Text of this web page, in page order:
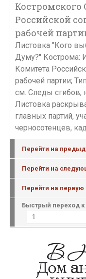
Российской
рабочей
Листовка "Кого
Думу?" Кострома:
Комитета
рабочей партии;
см. Следы сгибов,
Листовка
главных партий,
черносотенцев,
Перейти на
Перейти на
Перейти на первую
Быстрый переход к